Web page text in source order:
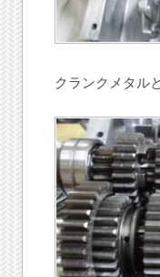
クランクメタル